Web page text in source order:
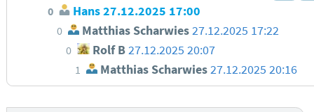
0 Hans 27.12.2025 17:00
0 Matthias Scharwies27.12.2025 17:22
0 Rolf B27.12.2025 20:07
1 Matthias Scharwies27.12.2025 20:16